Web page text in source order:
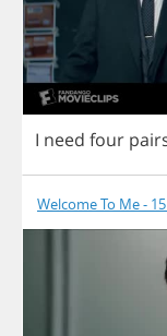
I need four
Welcome To Me -